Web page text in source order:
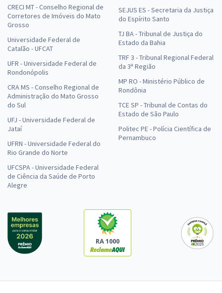
CRECI MT - Conselho Regional de
Corretores de Imóveis do Mato
Grosso
Universidade Federal de
Catalão - UFCAT
UFR - Universidade Federal de
Rondonópolis
CRA MS - Conselho Regional de
Administração do Mato Grosso
do Sul
UFJ - Universidade Federal de
Jataí
UFRN - Universidade Federal do
Rio Grande do Norte
UFCSPA - Universidade Federal
de Ciência da Saúde de Porto
Alegre
SEJUS ES - Secretaria da Justiça
do Espírito Santo
TJ BA - Tribunal de Justiça do
Estado da Bahia
TRF 3 - Tribunal Regional Federal
da 3ª Região
MP RO - Ministério Público de
Rondônia
TCE SP - Tribunal de Contas do
Estado de São Paulo
Politec PE - Polícia Científica de
Pernambuco
RA 1000